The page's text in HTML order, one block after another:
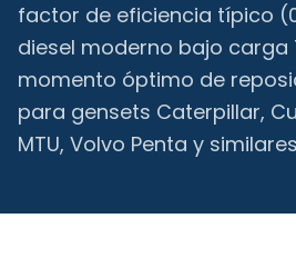
factor de eficiencia típico
diesel moderno bajo carga
momento óptimo de
para gensets Caterpillar,
MTU, Volvo Penta y